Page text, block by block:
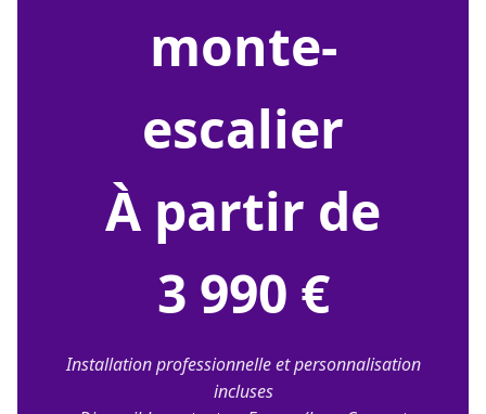
monte-
escalier
À partir de
3 990 €
Installation professionnelle et personnalisation
incluses